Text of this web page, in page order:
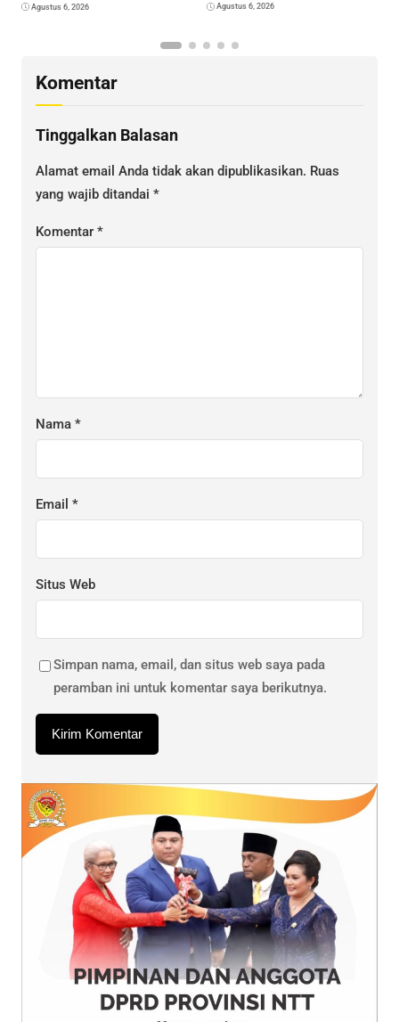
Agustus 6, 2026 Agustus 6, 2026
Komentar
Tinggalkan Balasan
Alamat email Anda tidak akan dipublikasikan. Ruas
yang wajib ditandai *
Komentar *
Nama *
Email *
Situs Web
Simpan nama, email, dan situs web saya pada
peramban ini untuk komentar saya berikutnya.